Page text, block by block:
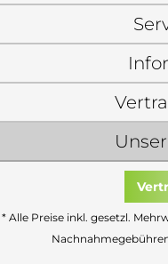
* Alle Preise inkl. gesetzl.